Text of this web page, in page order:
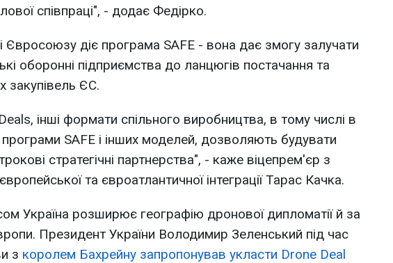
співпраці", - додає Федірко.
Євросоюзу діє програма SAFE - вона дає змогу залучати
оборонні підприємства до ланцюгів постачання та
закупівель ЄС.
інші формати спільного виробництва, в тому числі в
SAFE і інших моделей, дозволяють будувати
стратегічні партнерства", - каже віцепрем'єр з
та євроатлантичної інтеграції Тарас Качка.
Україна розширює географію дронової дипломатії й за
Президент України Володимир Зеленський під час
з королем Бахрейну запропонував укласти Drone Deal